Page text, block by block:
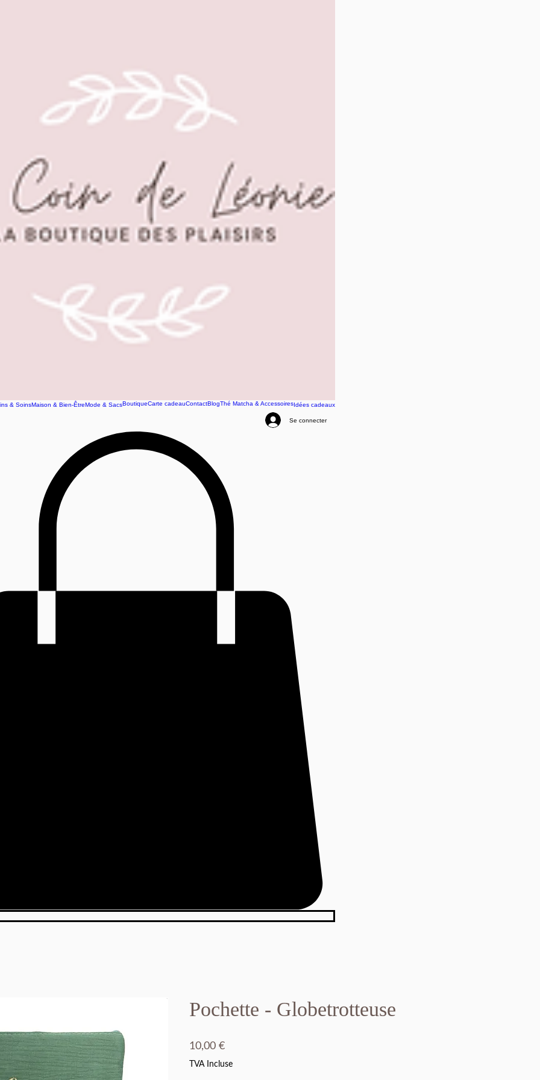
& SoinsMaison & Bien-ÊtreMode & SacsBoutiqueCarte cadeauContactBlogThé Matcha & AccessoiresIdées cadeaux
Se connecter
Pochette - Globetrotteuse
10,00 €Prix
TVA Incluse